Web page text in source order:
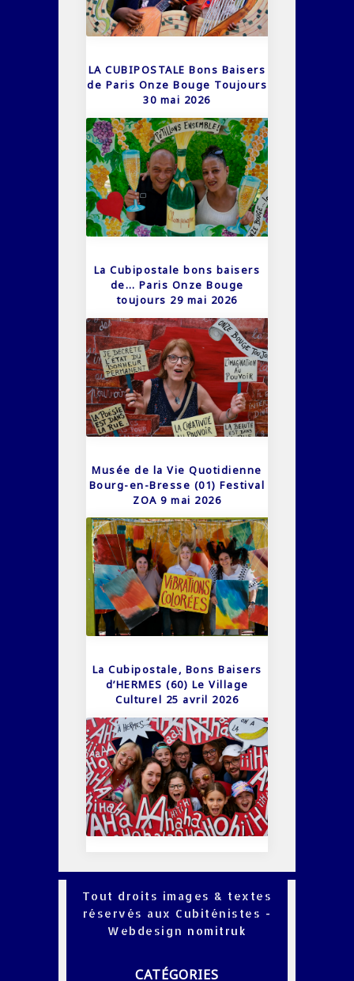
LA CUBIPOSTALE Bons Baisers
de Paris Onze Bouge Toujours
30 mai 2026
La Cubipostale bons baisers
de… Paris Onze Bouge
toujours 29 mai 2026
Musée de la Vie Quotidienne
Bourg-en-Bresse (01) Festival
ZOA 9 mai 2026
La Cubipostale, Bons Baisers
d’HERMES (60) Le Village
Culturel 25 avril 2026
Tout droits images & textes
réservés aux Cubiténistes -
Webdesign nomitruk
CATÉGORIES